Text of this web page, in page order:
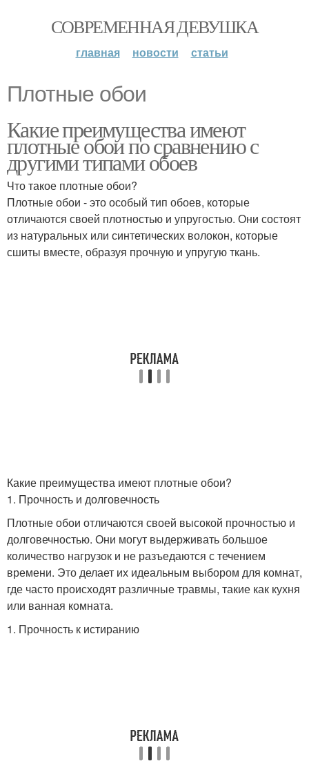
СОВРЕМЕННАЯ ДЕВУШКА
главная новости статьи
Плотные обои
Какие преимущества имеют
плотные обои по сравнению с
другими типами обоев
Что такое плотные обои?
Плотные обои - это особый тип обоев, которые
отличаются своей плотностью и упругостью. Они состоят
из натуральных или синтетических волокон, которые
сшиты вместе, образуя прочную и упругую ткань.
Какие преимущества имеют плотные обои?
1. Прочность и долговечность
Плотные обои отличаются своей высокой прочностью и
долговечностью. Они могут выдерживать большое
количество нагрузок и не разъедаются с течением
времени. Это делает их идеальным выбором для комнат,
где часто происходят различные травмы, такие как кухня
или ванная комната.
1. Прочность к истиранию